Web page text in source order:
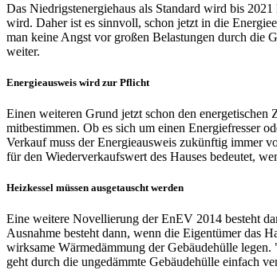
Das Niedrigstenergiehaus als Standard wird bis
wird. Daher ist es sinnvoll, schon jetzt in die
man keine Angst vor großen Belastungen durch die
weiter.
Energieausweis wird zur Pflicht
Einen weiteren Grund jetzt schon den
mitbestimmen. Ob es sich um einen Energiefresser
Verkauf muss der Energieausweis zukünftig immer
für den Wiederverkaufswert des Hauses bedeutet,
Heizkessel müssen ausgetauscht werden
Eine weitere Novellierung der EnEV 2014 besteht
Ausnahme besteht dann, wenn die Eigentümer das
wirksame Wärmedämmung der Gebäudehülle
geht durch die ungedämmte Gebäudehülle einfach